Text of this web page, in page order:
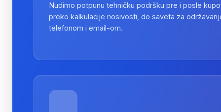
Nudimo potpunu tehničku podršku pre i posle
preko kalkulacije nosivosti, do saveta za
telefonom i email-om.